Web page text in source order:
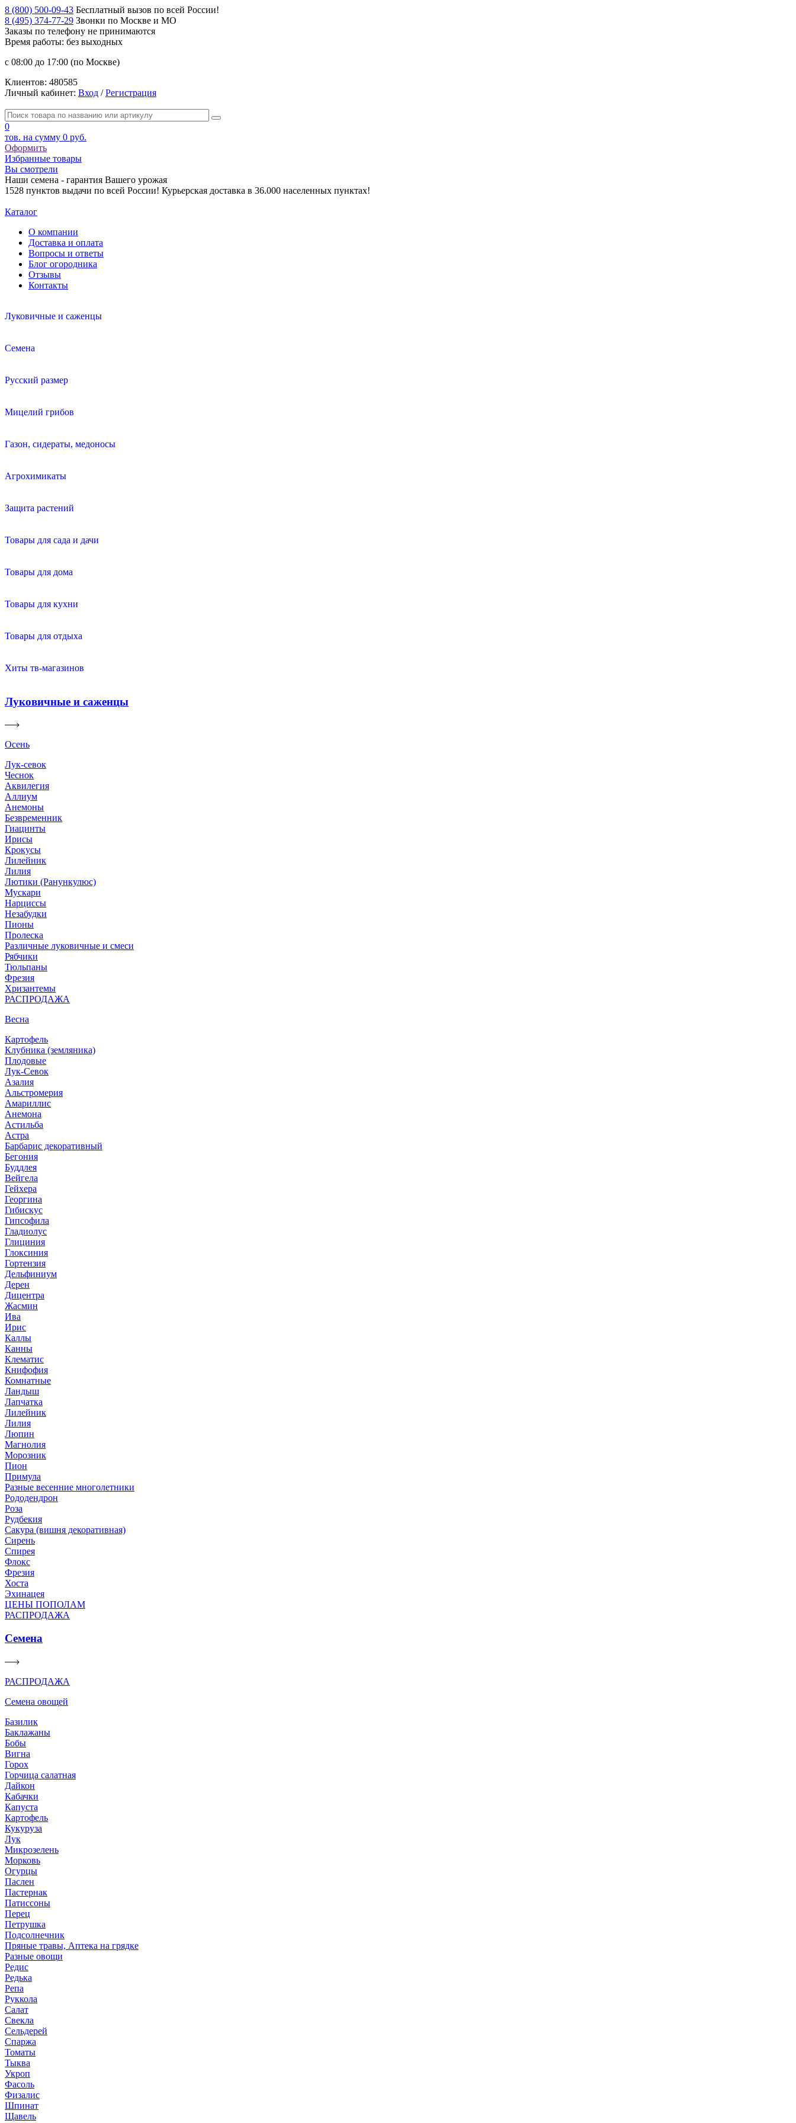
8 (800) 500-09-43 Бесплатный вызов по всей России!
8 (495) 374-77-29 Звонки по Москве и МО
Заказы по телефону не принимаются
Время работы: без выходных
с 08:00 до 17:00 (по Москве)
Клиентов: 480585
Личный кабинет: Вход /Регистрация
0
тов. на сумму 0 руб.
Оформить
Избранные товары
Вы смотрели
Наши семена - гарантия Вашего урожая
1528 пунктов выдачи по всей России! Курьерская доставка в 36.000 населенных пунктах!
Каталог
О компании
Доставка и оплата
Вопросы и ответы
Блог огородника
Отзывы
Контакты
Луковичные и саженцы
Семена
Русский размер
Мицелий грибов
Газон, сидераты, медоносы
Агрохимикаты
Защита растений
Товары для сада и дачи
Товары для дома
Товары для кухни
Товары для отдыха
Хиты тв-магазинов
Луковичные и саженцы
Осень
Лук-севок
Чеснок
Аквилегия
Аллиум
Анемоны
Безвременник
Гиацинты
Ирисы
Крокусы
Лилейник
Лилия
Лютики (Ранункулюс)
Мускари
Нарцисcы
Незабудки
Пионы
Пролеска
Различные луковичные и смеси
Рябчики
Тюльпаны
Фрезия
Хризантемы
РАСПРОДАЖА
Весна
Картофель
Клубника (земляника)
Плодовые
Лук-Севок
Азалия
Альстромерия
Амариллис
Анемона
Астильба
Астра
Барбарис декоративный
Бегония
Буддлея
Вейгела
Гейхера
Георгина
Гибискус
Гипсофила
Гладиолус
Глициния
Глоксиния
Гортензия
Дельфиниум
Дерен
Дицентра
Жасмин
Ива
Ирис
Каллы
Канны
Клематис
Книфофия
Комнатные
Ландыш
Лапчатка
Лилейник
Лилия
Люпин
Магнолия
Морозник
Пион
Примула
Разные весенние многолетники
Рододендрон
Роза
Рудбекия
Сакура (вишня декоративная)
Сирень
Спирея
Флокс
Фрезия
Хоста
Эхинацея
ЦЕНЫ ПОПОЛАМ
РАСПРОДАЖА
Семена
РАСПРОДАЖА
Семена овощей
Базилик
Баклажаны
Бобы
Вигна
Горох
Горчица салатная
Дайкон
Кабачки
Капуста
Картофель
Кукуруза
Лук
Микрозелень
Морковь
Огурцы
Паслен
Пастернак
Патиссоны
Перец
Петрушка
Подсолнечник
Пряные травы, Аптека на грядке
Разные овощи
Редис
Редька
Репа
Руккола
Салат
Свекла
Сельдерей
Спаржа
Томаты
Тыква
Укроп
Фасоль
Физалис
Шпинат
Щавель